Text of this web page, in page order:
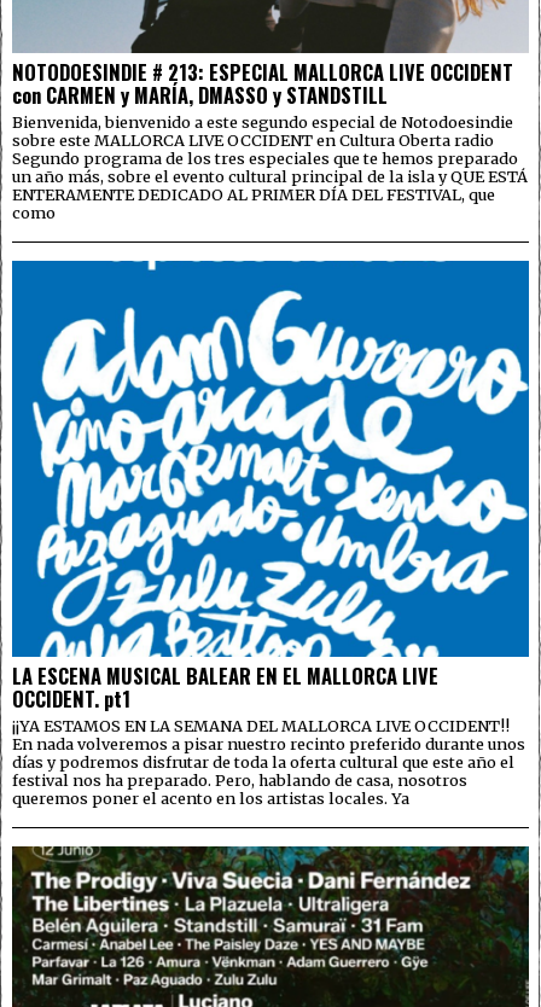
NOTODOESINDIE # 213: ESPECIAL MALLORCA LIVE OCCIDENT
con CARMEN y MARÍA, DMASSO y STANDSTILL
Bienvenida, bienvenido a este segundo especial de Notodoesindie
sobre este MALLORCA LIVE OCCIDENT en Cultura Oberta radio
Segundo programa de los tres especiales que te hemos preparado
un año más, sobre el evento cultural principal de la isla y QUE ESTÁ
ENTERAMENTE DEDICADO AL PRIMER DÍA DEL FESTIVAL, que
como
LA ESCENA MUSICAL BALEAR EN EL MALLORCA LIVE
OCCIDENT. pt1
¡¡YA ESTAMOS EN LA SEMANA DEL MALLORCA LIVE OCCIDENT!!
En nada volveremos a pisar nuestro recinto preferido durante unos
días y podremos disfrutar de toda la oferta cultural que este año el
festival nos ha preparado. Pero, hablando de casa, nosotros
queremos poner el acento en los artistas locales. Ya